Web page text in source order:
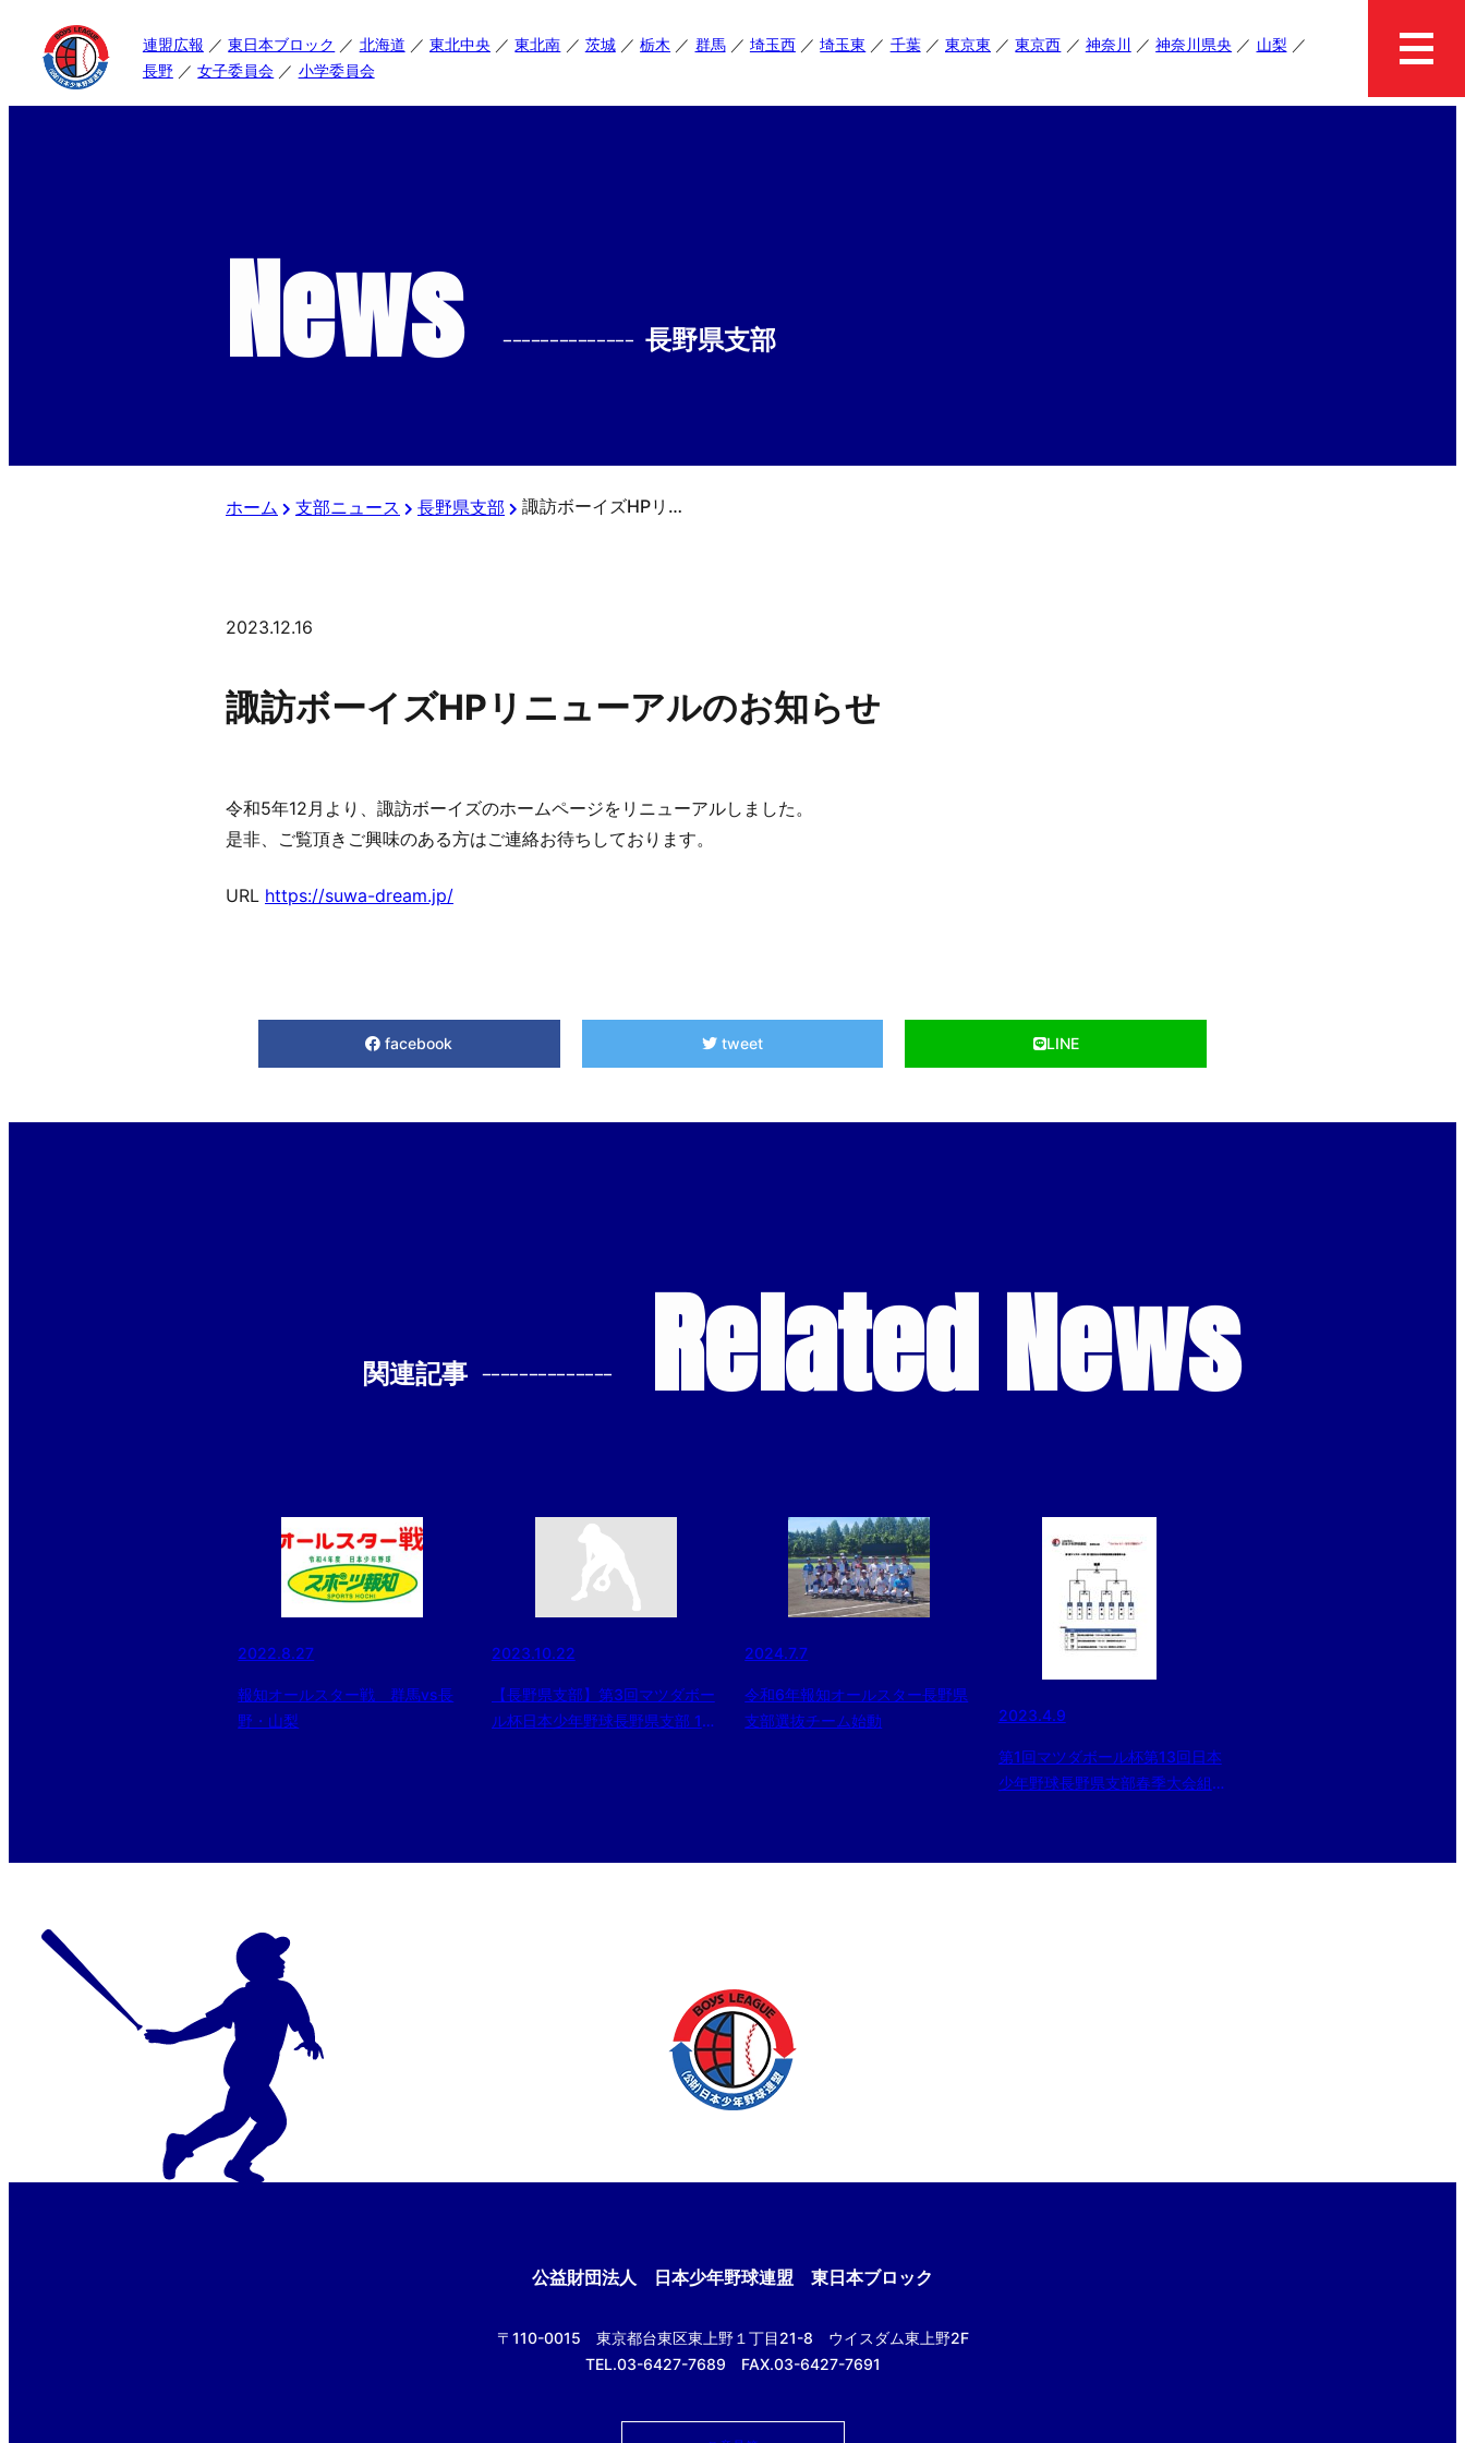
連盟広報 東日本ブロック 北海道 東北中央 東北南 茨城 栃木 群馬 埼玉西 埼玉東 千葉 東京東 東京西 神奈川 神奈川県央
山梨
長野
女子委員会 小学委員会
News -------------- 長野県支部
ホーム 支部ニュース 長野県支部 諏訪ボーイズHPリニューアルのお知らせ
2023.12.16
諏訪ボーイズHPリニューアルのお知らせ
令和5年12月より、諏訪ボーイズのホームページをリニューアルしました。
是非、ご覧頂きご興味のある方はご連絡お待ちしております。
URL https://suwa-dream.jp/
facebook tweet LINE
関連記事 -------------- Related News
2022.8.27
報知オールスター戦 群馬vs長
野・山梨
2023.10.22
【長野県支部】第3回マツダボー
ル杯日本少年野球長野県支部 1年
2024.7.7
令和6年報知オールスター長野県
支部選抜チーム始動
2023.4.9
第1回マツダボール杯第13回日本
少年野球長野県支部春季大会組み
公益財団法人 日本少年野球連盟 東日本ブロック
〒110-0015 東京都台東区東上野１丁目21-8 ウイスダム東上野2F
TEL.03-6427-7689 FAX.03-6427-7691